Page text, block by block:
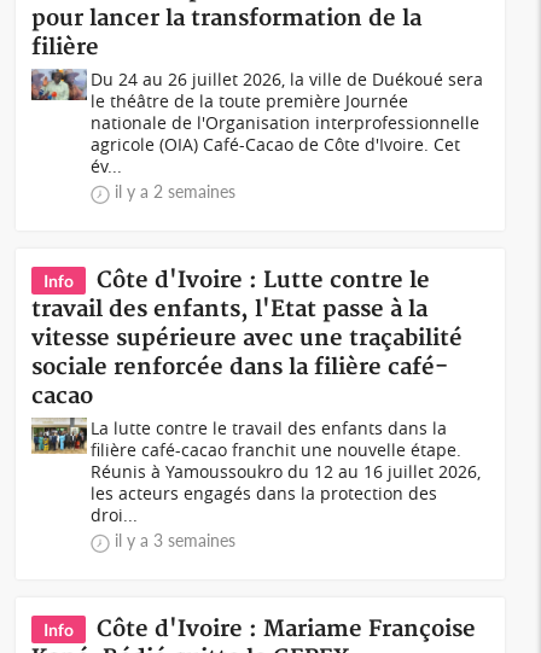
pour lancer la transformation de la
filière
Du 24 au 26 juillet 2026, la ville de Duékoué sera
le théâtre de la toute première Journée
nationale de l'Organisation interprofessionnelle
agricole (OIA) Café-Cacao de Côte d'Ivoire. Cet
év...
il y a 2 semaines
Info
Côte d'Ivoire : Lutte contre le
travail des enfants, l'Etat passe à la
vitesse supérieure avec une traçabilité
sociale renforcée dans la filière café-
cacao
La lutte contre le travail des enfants dans la
filière café-cacao franchit une nouvelle étape.
Réunis à Yamoussoukro du 12 au 16 juillet 2026,
les acteurs engagés dans la protection des
droi...
il y a 3 semaines
Info
Côte d'Ivoire : Mariame Françoise